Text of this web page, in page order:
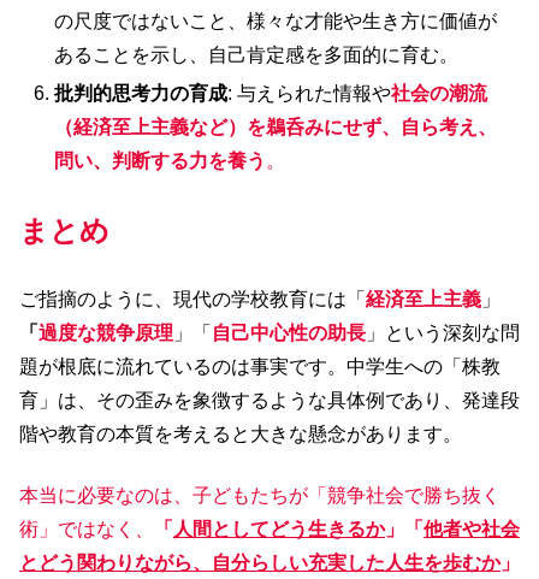
の尺度ではないこと、様々な才能や生き方に価値が
あることを示し、自己肯定感を多面的に育む。
批判的思考力の育成: 与えられた情報や社会の潮流
（経済至上主義など）を鵜呑みにせず、自ら考え、
問い、判断する力を養う 。
まとめ
ご指摘のように、現代の学校教育には「 経済至上主義 」
「 過度な競争原理 」「 自己中心性の助長 」という深刻な問
題が根底に流れているのは事実です。中学生への「株教
育」は、その歪みを象徴するような具体例であり、発達段
階や教育の本質を考えると大きな懸念があります。
本当に必要なのは、子どもたちが「競争社会で勝ち抜く
術」ではなく、
「 人間としてどう生きるか」「 他者や社会
とどう関わりながら、自分らしい充実した人生を歩むか」